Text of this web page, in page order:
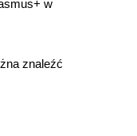
w
znaleźć